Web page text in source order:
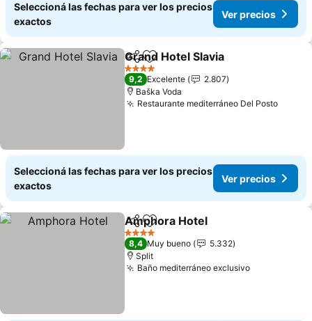
Seleccioná las fechas para ver los precios
exactos
Ver precios
CompartirAñadir a favoritos
Grand Hotel Slavia
4 Estrellas
9,2 Excelente
2.807
Baška Voda
Restaurante mediterráneo Del Posto
Seleccioná las fechas para ver los precios
exactos
Ver precios
CompartirAñadir a favoritos
Amphora Hotel
4 Estrellas
8,4 Muy bueno
5.332
Split
Baño mediterráneo exclusivo